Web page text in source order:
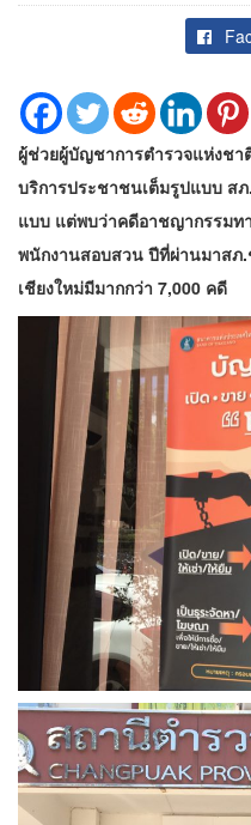
ผู้ช่วยผู้บัญชาการตำรวจแห่งชา
บริการประชาชนเต็มรูปแบบ สภ
แบบ แต่พบว่าคดีอาชญากรรมท
พนักงานสอบสวน ปีที่ผ่านมาสภ
เชียงใหม่มีมากกว่า 7,000 คดี